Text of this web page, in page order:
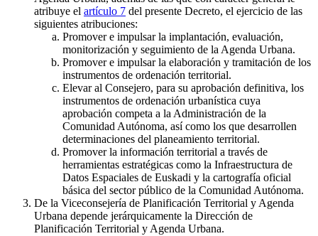
atribuye el artículo 7 del presente Decreto, el ejercicio de las
siguientes atribuciones:
Promover e impulsar la implantación, evaluación,
monitorización y seguimiento de la Agenda Urbana.
Promover e impulsar la elaboración y tramitación de los
instrumentos de ordenación territorial.
Elevar al Consejero, para su aprobación definitiva, los
instrumentos de ordenación urbanística cuya
aprobación competa a la Administración de la
Comunidad Autónoma, así como los que desarrollen
determinaciones del planeamiento territorial.
Promover la información territorial a través de
herramientas estratégicas como la Infraestructura de
Datos Espaciales de Euskadi y la cartografía oficial
básica del sector público de la Comunidad Autónoma.
De la Viceconsejería de Planificación Territorial y Agenda
Urbana depende jerárquicamente la Dirección de
Planificación Territorial y Agenda Urbana.